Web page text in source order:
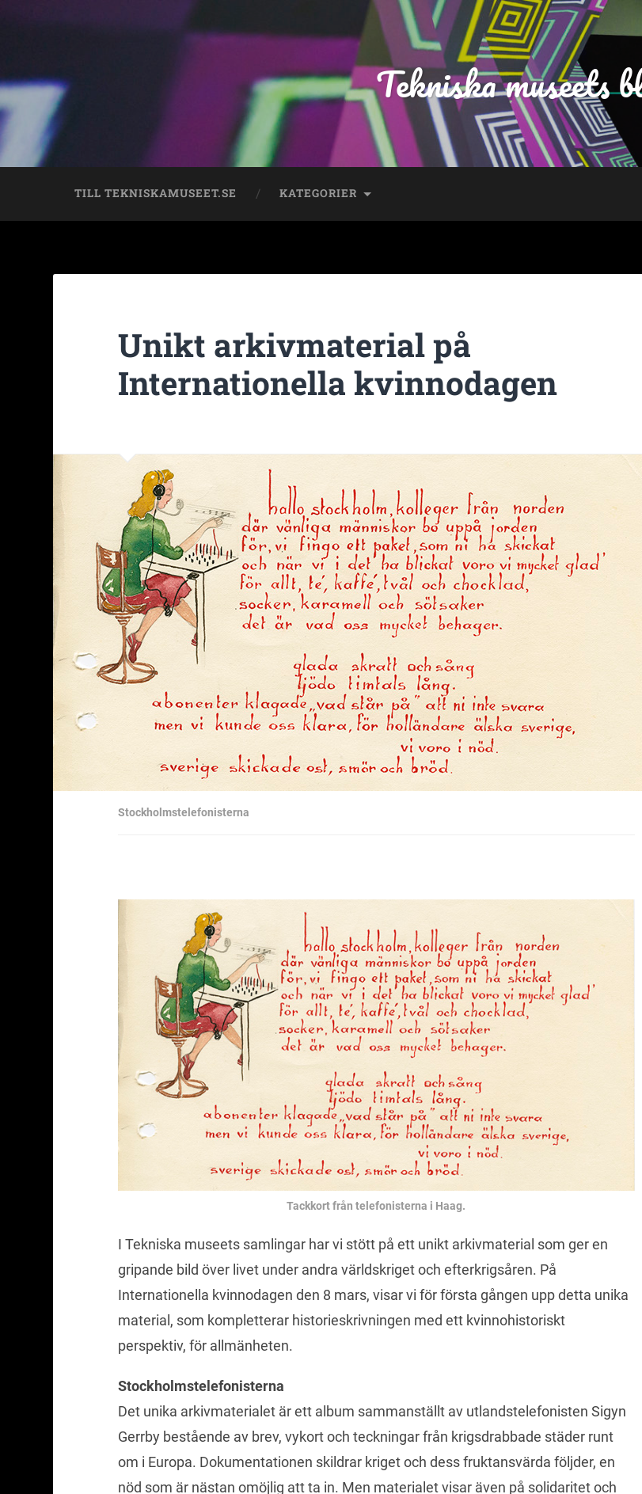
Tekniska museets
TILL TEKNISKAMUSEET.SE KATEGORIER
Unikt arkivmaterial på
Internationella kvinnodagen
Stockholmstelefonisterna
Tackkort från telefonisterna i Haag.
I Tekniska museets samlingar har vi stött på ett unikt arkivmaterial som ger en
gripande bild över livet under andra världskriget och efterkrigsåren. På
Internationella kvinnodagen den 8 mars, visar vi för första gången upp detta unika
material, som kompletterar historieskrivningen med ett kvinnohistoriskt
perspektiv, för allmänheten.
Stockholmstelefonisterna
Det unika arkivmaterialet är ett album sammanställt av utlandstelefonisten Sigyn
Gerrby bestående av brev, vykort och teckningar från krigsdrabbade städer runt
om i Europa. Dokumentationen skildrar kriget och dess fruktansvärda följder, en
nöd som är nästan omöjlig att ta in. Men materialet visar även på solidaritet och